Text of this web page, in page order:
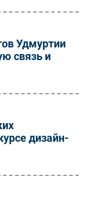
Удмуртии
связь и
дизайн-